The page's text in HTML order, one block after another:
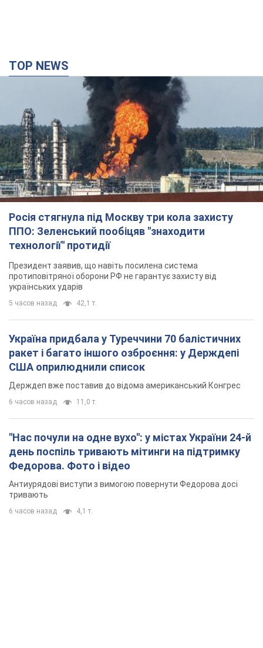
TOP NEWS
Росія стягнула під Москву три кола захисту
ППО: Зеленський пообіцяв "знаходити
технології" протидії
Президент заявив, що навіть посилена система
протиповітряної оборони РФ не гарантує захисту від
українських ударів
5 часов назад 42,1 т.
Україна придбала у Туреччини 70 балістичних
ракет і багато іншого озброєння: у Держдепі
США оприлюднили список
Держдеп вже поставив до відома американський Конгрес
6 часов назад 11,0 т.
"Нас почули на одне вухо": у містах України 24-й
день поспіль тривають мітинги на підтримку
Федорова. Фото і відео
Антиурядові виступи з вимогою повернути Федорова досі
тривають
6 часов назад 4,1 т.